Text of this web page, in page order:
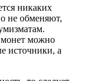
никаких
не обменяют,
можно
источники, а